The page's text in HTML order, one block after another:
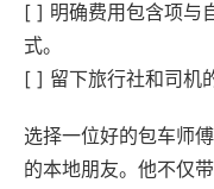
[ ] 明确费用包含项与
式。
[ ] 留下旅行社和司机
选择一位好的包车师
的本地朋友。他不仅